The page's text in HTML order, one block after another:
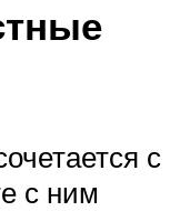
с
с ним